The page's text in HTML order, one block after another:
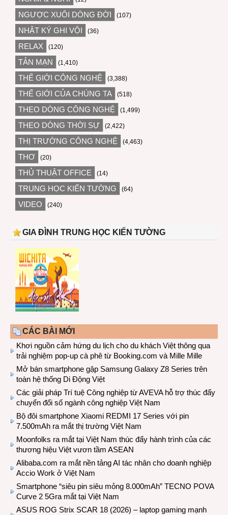
NGƯỢC XUÔI DÒNG ĐỜI (107)
NHẬT KÝ GHI VỘI (36)
RELAX (120)
TẢN MẠN (1,410)
THẾ GIỚI CÔNG NGHỆ (3,388)
THẾ GIỚI CỦA CHÚNG TA (518)
THEO DÒNG CÔNG NGHỆ (1,499)
THEO DÒNG THỜI SỰ (2,422)
THỊ TRƯỜNG CÔNG NGHỆ (4,463)
THƠ (20)
THỦ THUẬT OFFICE (14)
TRUNG HỌC KIẾN TƯỜNG (64)
VIDEO (240)
GIA ĐÌNH TRUNG HỌC KIẾN TƯỜNG
CÁC BÀI MỚI
Khơi nguồn cảm hứng du lịch cho du khách Việt thông qua
trải nghiệm pop-up cà phê từ Booking.com và Mille Mille
Mở bán smartphone gập Samsung Galaxy Z8 Series trên
toàn hệ thống Di Động Việt
Các giải pháp Trí tuệ Công nghiệp từ AVEVA hỗ trợ thúc đẩy
chuyển đổi số ngành công nghiệp Việt Nam
Bộ đôi smartphone Xiaomi REDMI 17 Series với pin
7.500mAh ra mắt thị trường Việt Nam
Moonfolks ra mắt tại Việt Nam thúc đẩy hành trình của các
thương hiệu Việt vươn tầm ASEAN
Alibaba.com ra mắt nền tảng AI tác nhân cho doanh nghiệp
Accio Work ở Việt Nam
Smartphone “siêu pin siêu mỏng 8.000mAh” TECNO POVA
Curve 2 5Gra mắt tại Việt Nam
ASUS ROG Strix SCAR 18 (2026) – laptop gaming mạnh